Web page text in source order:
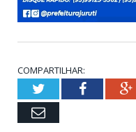
COMPARTILHAR:
TwitterFacebook
Email